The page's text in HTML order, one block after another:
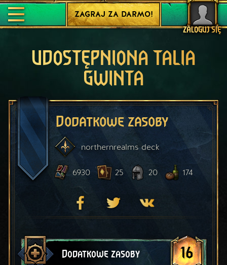
ZALOGUJ SIĘ
ZAGRAJ ZA DARMO!
UDOSTĘPNIONA TALIA
GWINTA
Dodatkowe zasoby
northernrealmsdeck
6930 25 20 174
Dodatkowe zasoby 16